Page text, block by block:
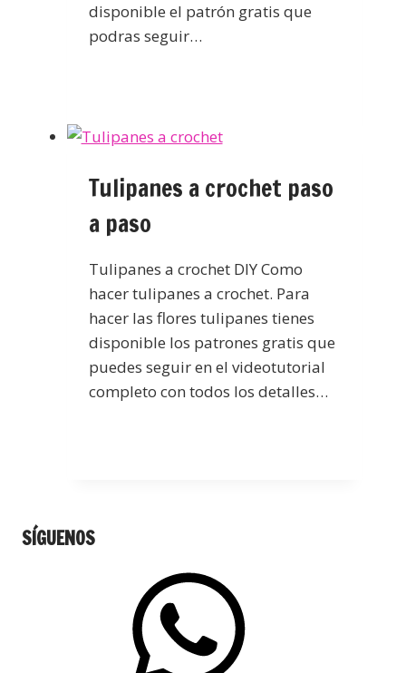
disponible el patrón gratis que
podras seguir…
Tulipanes a crochet paso
a paso
Tulipanes a crochet DIY Como
hacer tulipanes a crochet. Para
hacer las flores tulipanes tienes
disponible los patrones gratis que
puedes seguir en el videotutorial
completo con todos los detalles…
SÍGUENOS